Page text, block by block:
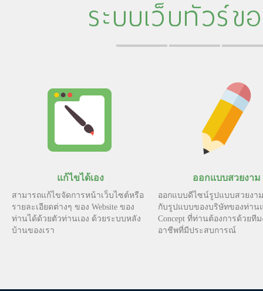
แก้ไขได้เอง
สามารถแก้ไขจัดการหน้าเว็บไซต์หรือ
รายละเอียดต่างๆ ของ Website ของ
ท่านได้ด้วยตัวท่านเอง ด้วยระบบหลัง
บ้านของเรา
ออกแบบสวยงาม
ออกแบบดีไซน์รูปแบบสวยงา
กับรูปแบบของบริษัทของท่าน
Concept ที่ท่านต้องการด้วยที
อาชีพที่มีประสบการณ์